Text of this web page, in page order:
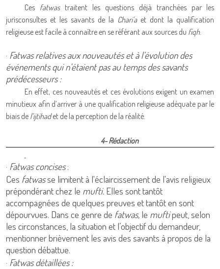
Ces fatwastraitent les questions déjà tranchées par les
jurisconsultes et les savants de la Chari'aet dont la qualification
religieuse est facile à connaître en se référant aux sources du fiqh.
· Fatwas relatives aux nouveautés et à l’évolution des
événements qui n’étaient pas au temps des savants
prédécesseurs :
En effet, ces nouveautés et ces évolutions exigent un examen
minutieux afin d’arriver à une qualification religieuse adéquate par le
biais de l’ijtihadet de la perception de la réalité.
4- Rédaction
· Fatwas concises:
Ces fatwasse limitent à l'éclaircissement de l'avis religieux
prépondérant chez le mufti. Elles sont tantôt
accompagnées de quelques preuves et tantôt en sont
dépourvues. Dans ce genre de fatwas, le muftipeut, selon
les circonstances, la situation et l’objectif du demandeur,
mentionner brièvement les avis des savants à propos de la
question débattue.
· Fatwas détaillées :